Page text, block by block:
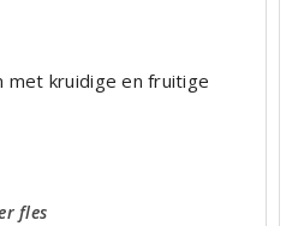
met kruidige en fruitige
fles